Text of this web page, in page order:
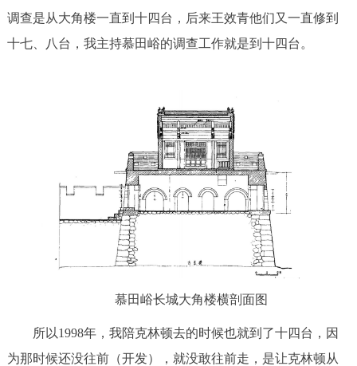
调查是从大角楼一直到十四台，后来王效青他们又一直修到
十七、八台，我主持慕田峪的调查工作就是到十四台。
慕田峪长城大角楼横剖面图
所以1998年，我陪克林顿去的时候也就到了十四台，因
为那时候还没往前（开发），就没敢往前走，是让克林顿从